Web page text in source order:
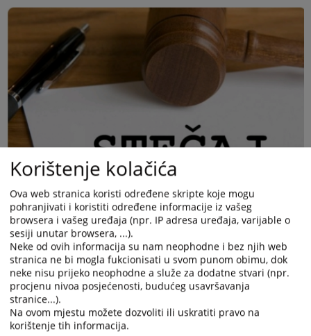
Rješenje možete preuzeti i pregledati u prilogu – prateći
dokumenti.
Korištenje kolačića
Ova web stranica koristi određene skripte koje mogu
pohranjivati i koristiti određene informacije iz vašeg
browsera i vašeg uređaja (npr. IP adresa uređaja, varijable o
sesiji unutar browsera, ...).
Neke od ovih informacija su nam neophodne i bez njih web
stranica ne bi mogla fukcionisati u svom punom obimu, dok
neke nisu prijeko neophodne a služe za dodatne stvari (npr.
procjenu nivoa posjećenosti, budućeg usavršavanja
stranice...).
Na ovom mjestu možete dozvoliti ili uskratiti pravo na
korištenje tih informacija.